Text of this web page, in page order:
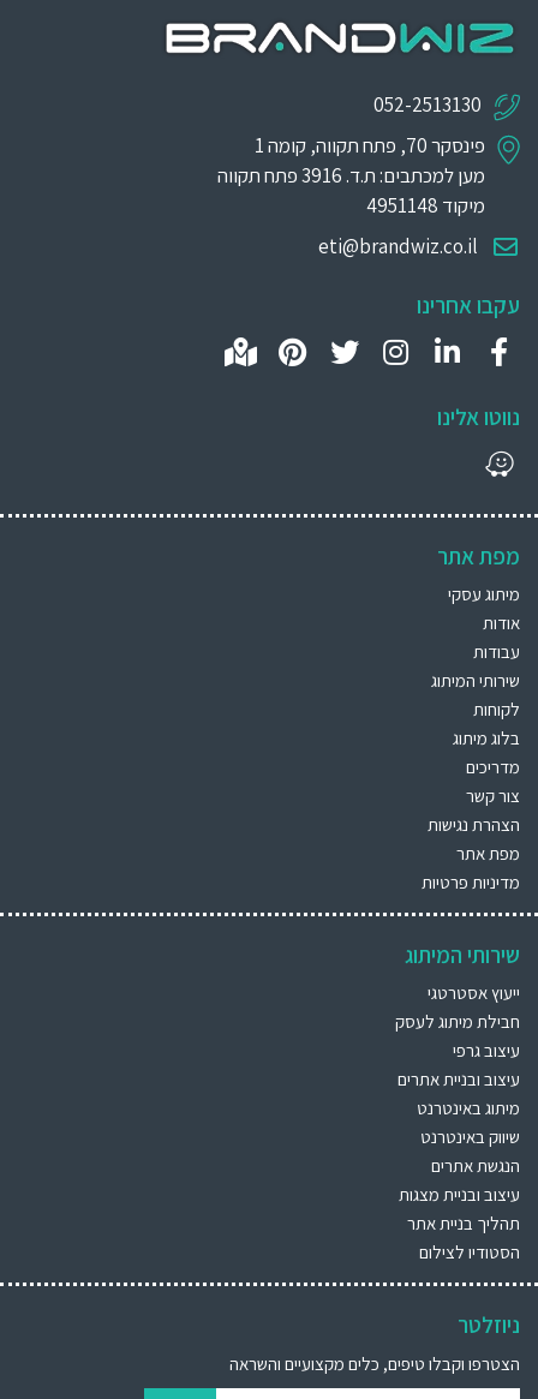
052-2513130
פינסקר 70, פתח תקווה, קומה 1
מען למכתבים: ת.ד. 3916 פתח תקווה
מיקוד 4951148
eti@brandwiz.co.il
עקבו אחרינו
נווטו אלינו
מפת אתר
מיתוג עסקי
אודות
עבודות
שירותי המיתוג
לקוחות
בלוג מיתוג
מדריכים
צור קשר
הצהרת נגישות
מפת אתר
מדיניות פרטיות
שירותי המיתוג
ייעוץ אסטרטגי
חבילת מיתוג לעסק
עיצוב גרפי
עיצוב ובניית אתרים
מיתוג באינטרנט
שיווק באינטרנט
הנגשת אתרים
עיצוב ובניית מצגות
תהליך בניית אתר
הסטודיו לצילום
ניוזלטר
הצטרפו וקבלו טיפים, כלים מקצועיים והשראה